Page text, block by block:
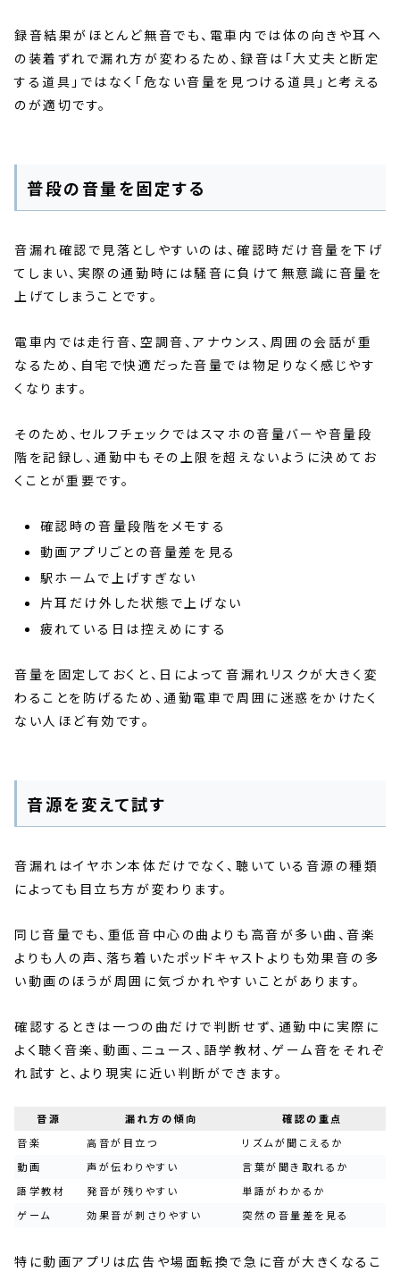
録音結果がほとんど無音でも、電車内では体の向きや耳へ
の装着ずれで漏れ方が変わるため、録音は「大丈夫と断定
する道具」ではなく「危ない音量を見つける道具」と考える
のが適切です。
普段の音量を固定する
音漏れ確認で見落としやすいのは、確認時だけ音量を下げ
てしまい、実際の通勤時には騒音に負けて無意識に音量を
上げてしまうことです。
電車内では走行音、空調音、アナウンス、周囲の会話が重
なるため、自宅で快適だった音量では物足りなく感じやす
くなります。
そのため、セルフチェックではスマホの音量バーや音量段
階を記録し、通勤中もその上限を超えないように決めてお
くことが重要です。
確認時の音量段階をメモする
動画アプリごとの音量差を見る
駅ホームで上げすぎない
片耳だけ外した状態で上げない
疲れている日は控えめにする
音量を固定しておくと、日によって音漏れリスクが大きく変
わることを防げるため、通勤電車で周囲に迷惑をかけたく
ない人ほど有効です。
音源を変えて試す
音漏れはイヤホン本体だけでなく、聴いている音源の種類
によっても目立ち方が変わります。
同じ音量でも、重低音中心の曲よりも高音が多い曲、音楽
よりも人の声、落ち着いたポッドキャストよりも効果音の多
い動画のほうが周囲に気づかれやすいことがあります。
確認するときは一つの曲だけで判断せず、通勤中に実際に
よく聴く音楽、動画、ニュース、語学教材、ゲーム音をそれぞ
れ試すと、より現実に近い判断ができます。
音源 漏れ方の傾向
確認の重点
音楽
高音が目立つ
リズムが聞こえるか
動画
声が伝わりやすい
言葉が聞き取れるか
語学教材
発音が残りやすい
単語がわかるか
ゲーム
効果音が刺さりやすい 突然の音量差を見る
特に動画アプリは広告や場面転換で急に音が大きくなるこ